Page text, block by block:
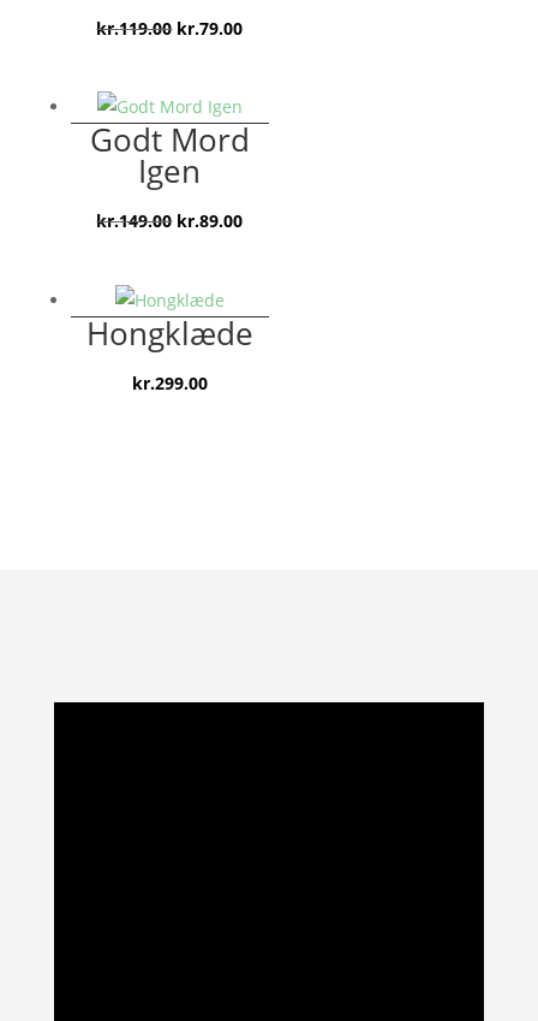
kr.119.00 Den
var:
kr.119.00.
kr.79.00Den
er:
kr.79.00.
Godt Mord
Igen
kr.149.00 Den
var:
kr.149.00.
kr.89.00Den
er:
kr.89.00.
Hongklæde
kr.299.00